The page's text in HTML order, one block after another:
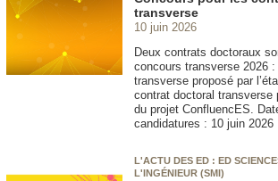
transverse
10 juin 2026
Deux contrats doctoraux
concours transverse 2026 :
transverse proposé par
contrat doctoral transverse
du projet ConfluencES.
candidatures : 10 juin 2026
L'ACTU DES ED : ED
L'INGÉNIEUR (SMI)